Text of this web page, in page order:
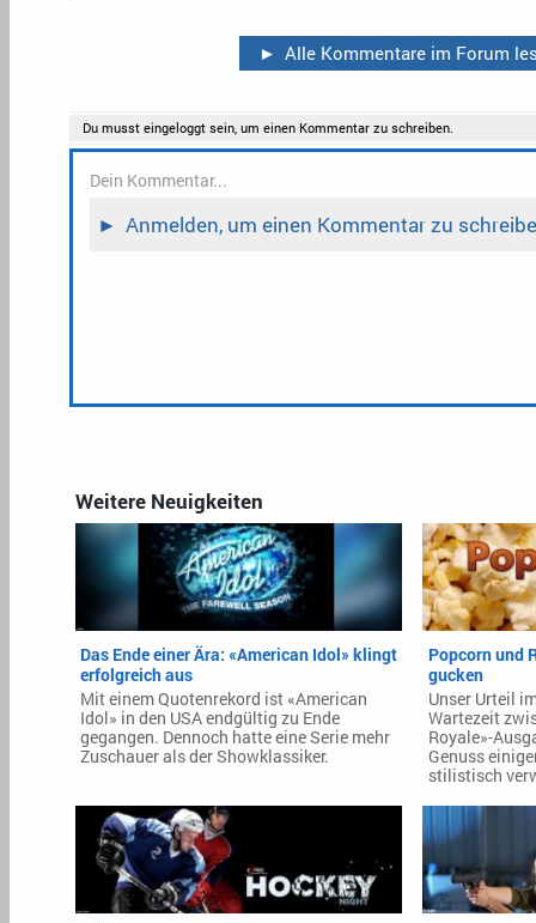
► Alle Kommentare im Forum
Weitere Neuigkeiten
Das Ende einer Ära: «American Idol» klingt
erfolgreich aus
Mit einem Quotenrekord ist «American
Idol» in den USA endgültig zu Ende
gegangen. Dennoch hatte eine Serie mehr
Zuschauer als der Showklassiker.
Popcorn und
gucken
Unser Urteil
Wartezeit
Royale»-
Genuss
stilistisch